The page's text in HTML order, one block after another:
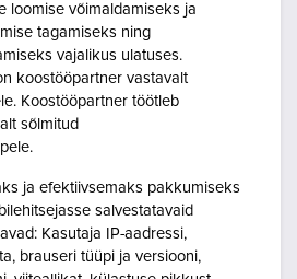
loomise võimaldamiseks ja
tagamiseks ning
vajalikus ulatuses.
koostööpartner vastavalt
Koostööpartner töötleb
sõlmitud
ja efektiivsemaks pakkumiseks
salvestatavaid
Kasutaja IP-aadressi,
brauseri tüüpi ja versiooni,